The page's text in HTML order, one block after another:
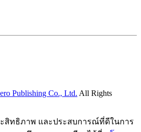
Publishing Co., Ltd. All Rights
สิทธิภาพ และประสบการณ์ที่ดีในการ